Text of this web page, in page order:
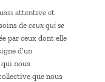
attentive et
de ceux qui se
par ceux dont elle
d’un
nous
que nous